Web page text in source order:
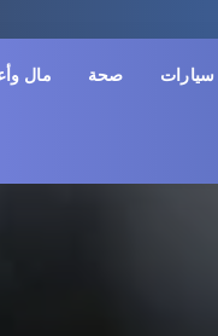
سيارات صحة مال